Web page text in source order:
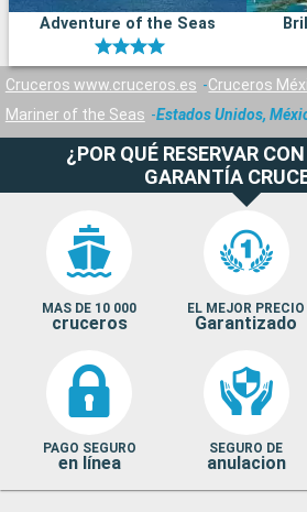
Adventure of the Seas
Cruceros www.cruceros.es Cruceros
Mariner of the Seas
Estados Unidos,
¿POR QUÉ RESERVAR
GARANTÍA
MAS DE 10 000
cruceros
EL MEJOR PRECIO
Garantizado
PAGO SEGURO
en línea
SEGURO DE
anulacion